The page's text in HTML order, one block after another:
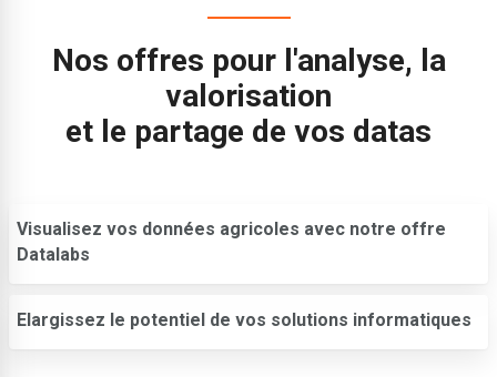
Nos offres pour l'analyse, la
valorisation
et le partage de vos datas
Visualisez vos données agricoles avec notre offre
Datalabs
Elargissez le potentiel de vos solutions informatiques